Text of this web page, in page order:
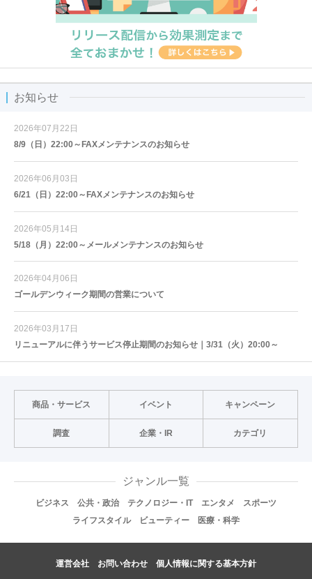
お知らせ
2026年07月22日
8/9（日）22:00～FAXメンテナンスのお知らせ
2026年06月03日
6/21（日）22:00～FAXメンテナンスのお知らせ
2026年05月14日
5/18（月）22:00～メールメンテナンスのお知らせ
2026年04月06日
ゴールデンウィーク期間の営業について
2026年03月17日
リニューアルに伴うサービス停止期間のお知らせ｜3/31（火）20:00～
商品・サービス イベント キャンペーン
調査 企業・IR カテゴリ
ジャンル一覧
ビジネス 公共・政治 テクノロジー・IT エンタメ
スポーツ
ライフスタイル
ビューティー 医療・科学
運営会社 お問い合わせ 個人情報に関する基本方針